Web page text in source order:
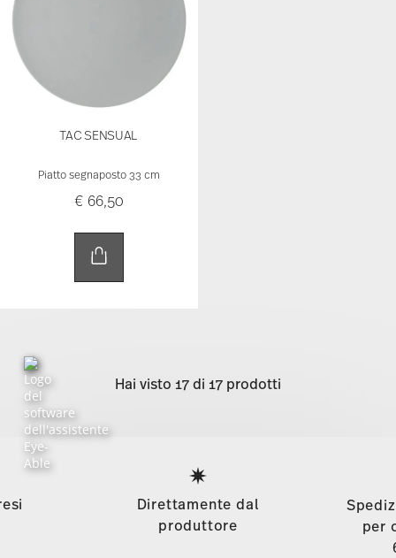
TAC SENSUAL
Piatto segnaposto 33 cm
€ 66,50
Hai visto 17 di 17 prodotti
Footer
Services
Direttamente dal
produttore
per